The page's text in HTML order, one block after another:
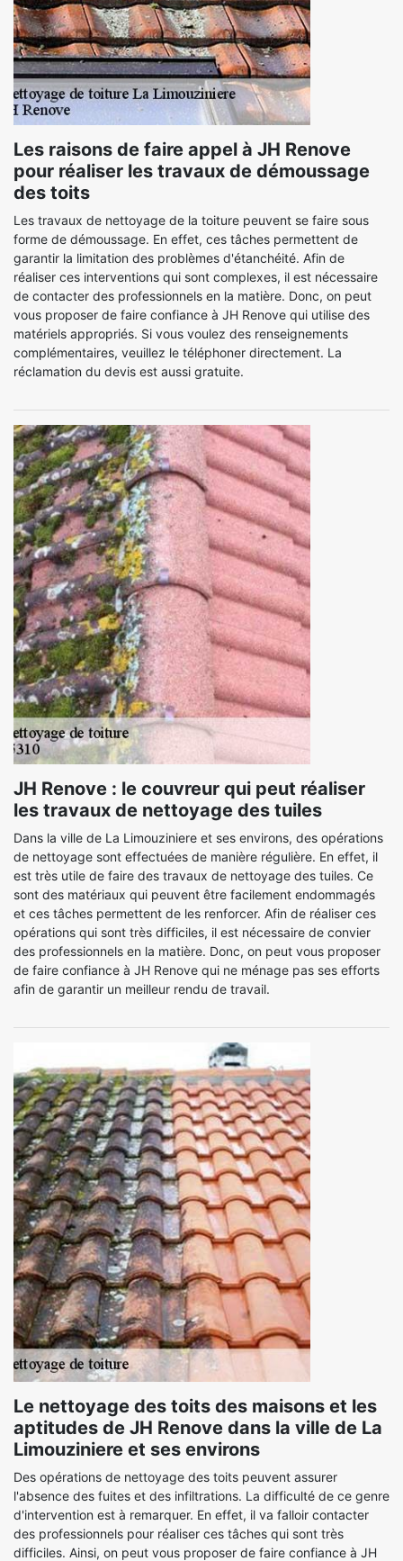
Les raisons de faire appel à JH Renove
pour réaliser les travaux de démoussage
des toits
Les travaux de nettoyage de la toiture peuvent se faire sous
forme de démoussage. En effet, ces tâches permettent de
garantir la limitation des problèmes d'étanchéité. Afin de
réaliser ces interventions qui sont complexes, il est nécessaire
de contacter des professionnels en la matière. Donc, on peut
vous proposer de faire confiance à JH Renove qui utilise des
matériels appropriés. Si vous voulez des renseignements
complémentaires, veuillez le téléphoner directement. La
réclamation du devis est aussi gratuite.
JH Renove : le couvreur qui peut réaliser
les travaux de nettoyage des tuiles
Dans la ville de La Limouziniere et ses environs, des opérations
de nettoyage sont effectuées de manière régulière. En effet, il
est très utile de faire des travaux de nettoyage des tuiles. Ce
sont des matériaux qui peuvent être facilement endommagés
et ces tâches permettent de les renforcer. Afin de réaliser ces
opérations qui sont très difficiles, il est nécessaire de convier
des professionnels en la matière. Donc, on peut vous proposer
de faire confiance à JH Renove qui ne ménage pas ses efforts
afin de garantir un meilleur rendu de travail.
Le nettoyage des toits des maisons et les
aptitudes de JH Renove dans la ville de La
Limouziniere et ses environs
Des opérations de nettoyage des toits peuvent assurer
l'absence des fuites et des infiltrations. La difficulté de ce genre
d'intervention est à remarquer. En effet, il va falloir contacter
des professionnels pour réaliser ces tâches qui sont très
difficiles. Ainsi, on peut vous proposer de faire confiance à JH